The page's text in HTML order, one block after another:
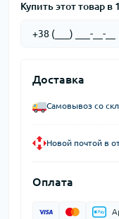
Купить этот товар в
Доставка
Самовывоз со
Новой почтой в
Оплата